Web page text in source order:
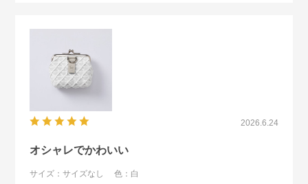
2026.6.24
オシャレでかわいい
サイズ：サイズなし 色：白